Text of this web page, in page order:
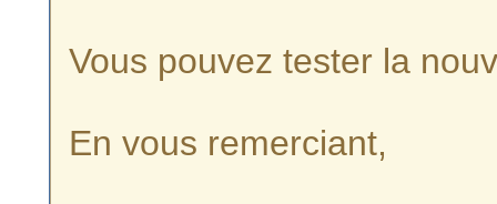
Vous pouvez tester la
En vous remerciant,